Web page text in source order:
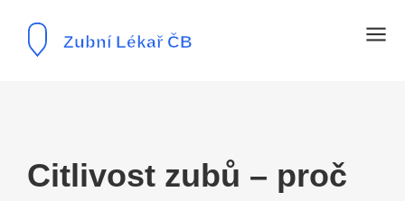
Citlivost zubů – proč